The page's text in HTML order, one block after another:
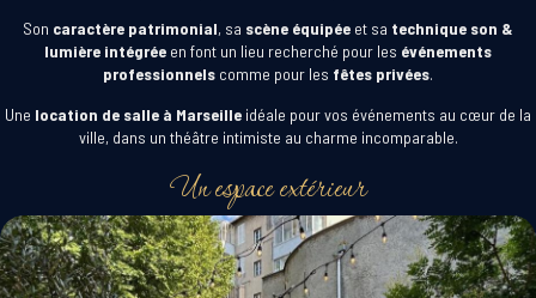
Son caractère patrimonial, sa scène équipée et sa technique son &
lumière intégrée en font un lieu recherché pour les événements
professionnels comme pour les fêtes privées.
Une location de salle à Marseille idéale pour vos événements au cœur de la
ville, dans un théâtre intimiste au charme incomparable.
Un espace extérieur